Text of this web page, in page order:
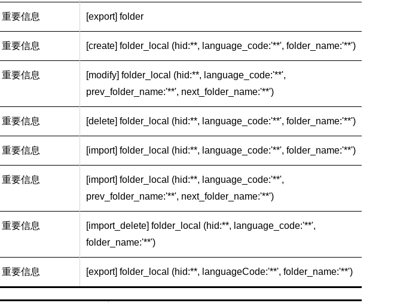
重要信息 [export] folder
重要信息 [create] folder_local (hid:**, language_code:'**', folder_name:'**')
重要信息
[modify] folder_local (hid:**, language_code:'**',
prev_folder_name:'**', next_folder_name:'**')
重要信息 [delete] folder_local (hid:**, language_code:'**', folder_name:'**')
重要信息 [import] folder_local (hid:**, language_code:'**', folder_name:'**')
重要信息
[import] folder_local (hid:**, language_code:'**',
prev_folder_name:'**', next_folder_name:'**')
重要信息
[import_delete] folder_local (hid:**, language_code:'**',
folder_name:'**')
重要信息 [export] folder_local (hid:**, languageCode:'**', folder_name:'**')